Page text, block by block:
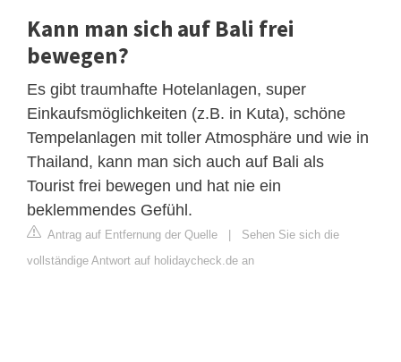
Kann man sich auf Bali frei
bewegen?
Es gibt traumhafte Hotelanlagen, super
Einkaufsmöglichkeiten (z.B. in Kuta), schöne
Tempelanlagen mit toller Atmosphäre und wie in
Thailand, kann man sich auch auf Bali als
Tourist frei bewegen und hat nie ein
beklemmendes Gefühl.
Antrag auf Entfernung der Quelle | Sehen Sie sich die
vollständige Antwort auf holidaycheck.de an